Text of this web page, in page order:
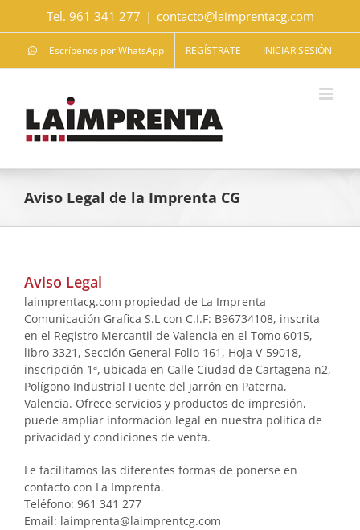
Tel. 961 341 277 | contacto@laimprentacg.com
Escríbenos por WhatsApp REGÍSTRATE INICIAR SESIÓN
Aviso Legal de la Imprenta CG
Aviso Legal
laimprentacg.com propiedad de La Imprenta
Comunicación Grafica S.L con C.I.F: B96734108, inscrita
en el Registro Mercantil de Valencia en el Tomo 6015,
libro 3321, Sección General Folio 161, Hoja V-59018,
inscripción 1ª, ubicada en Calle Ciudad de Cartagena n2,
Polígono Industrial Fuente del jarrón en Paterna,
Valencia. Ofrece servicios y productos de impresión,
puede ampliar información legal en nuestra política de
privacidad y condiciones de venta.
Le facilitamos las diferentes formas de ponerse en
contacto con La Imprenta.
Teléfono: 961 341 277
Email: laimprenta@laimprentcg.com